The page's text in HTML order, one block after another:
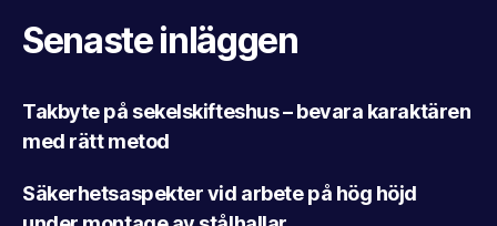
Senaste inläggen
Takbyte på sekelskifteshus – bevara karaktären
med rätt metod
Säkerhetsaspekter vid arbete på hög höjd